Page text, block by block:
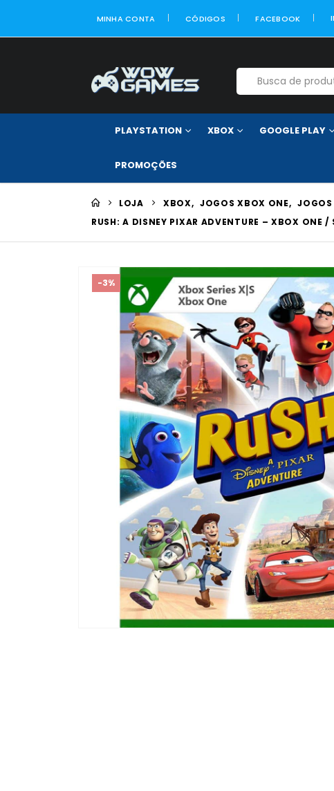
MINHA CONTA CÓDIGOS FACEBOOK
PLAYSTATION XBOX GOOGLE PLAY
PROMOÇÕES
LOJA XBOX, JOGOS XBOX ONE, JOGOS
RUSH: A DISNEY PIXAR ADVENTURE – XBOX ONE
-3%